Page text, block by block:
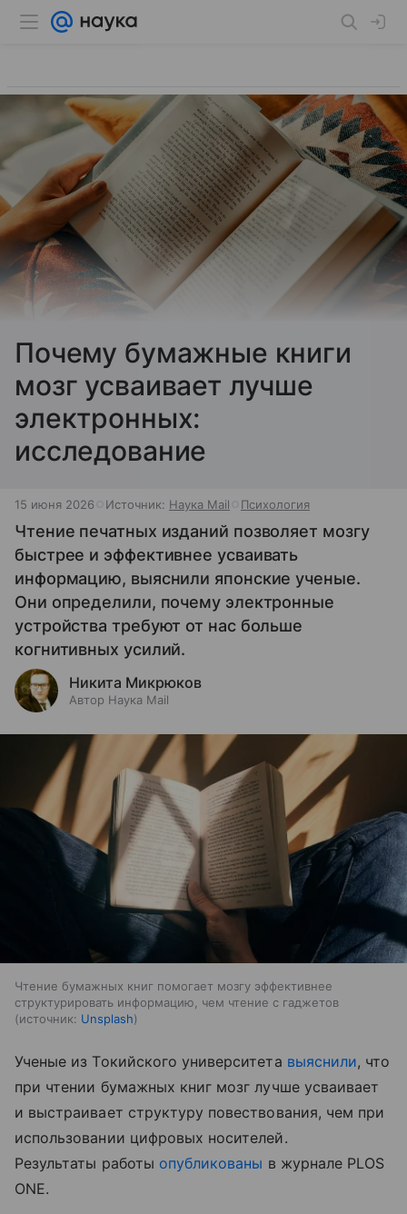
Почему бумажные книги
мозг усваивает лучше
электронных:
исследование
15 июня 2026 Источник: Наука Mail Психология
Чтение печатных изданий позволяет мозгу
быстрее и эффективнее усваивать
информацию, выяснили японские ученые.
Они определили, почему электронные
устройства требуют от нас больше
когнитивных усилий.
Никита Микрюков
Автор Наука Mail
Чтение бумажных книг помогает мозгу эффективнее
структурировать информацию, чем чтение с гаджетов
источник: Unsplash
Ученые из Токийского университета выяснили, что
при чтении бумажных книг мозг лучше усваивает
и выстраивает структуру повествования, чем при
использовании цифровых носителей.
Результаты работы опубликованы в журнале PLOS
ONE.